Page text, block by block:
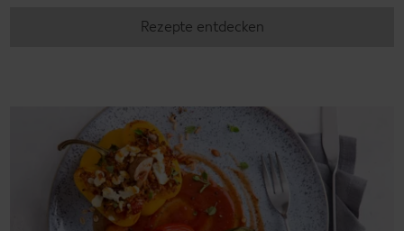
Rezepte entdecken